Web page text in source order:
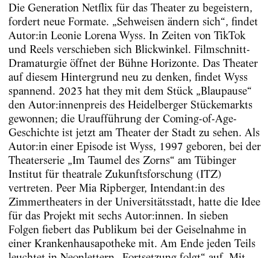
Die Generation Netflix für das Theater zu begeistern,
fordert neue Formate. „Sehweisen ändern sich“, findet
Autor:in Leonie Lorena Wyss. In Zeiten von TikTok
und Reels verschieben sich Blickwinkel. Filmschnitt-
Dramaturgie öffnet der Bühne Horizonte. Das Theater
auf diesem Hintergrund neu zu denken, findet Wyss
spannend. 2023 hat they mit dem Stück „Blaupause“
den Autor:innenpreis des Heidelberger Stückemarkts
gewonnen; die Uraufführung der Coming-of-Age-
Geschichte ist jetzt am Theater der Stadt zu sehen. Als
Autor:in einer Episode ist Wyss, 1997 geboren, bei der
Theaterserie „Im Taumel des Zorns“ am Tübinger
Institut für theatrale Zukunftsforschung (ITZ)
vertreten. Peer Mia Ripberger, Intendant:in des
Zimmertheaters in der Universitätsstadt, hatte die Idee
für das Projekt mit sechs Autor:innen. In sieben
Folgen fiebert das Publikum bei der Geiselnahme in
einer Krankenhausapotheke mit. Am Ende jeden Teils